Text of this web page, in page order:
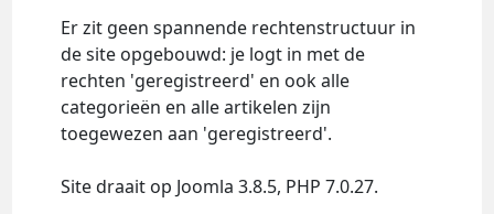
Er zit geen spannende rechtenstructuur in
de site opgebouwd: je logt in met de
rechten 'geregistreerd' en ook alle
categorieën en alle artikelen zijn
toegewezen aan 'geregistreerd'.
Site draait op Joomla 3.8.5, PHP 7.0.27.